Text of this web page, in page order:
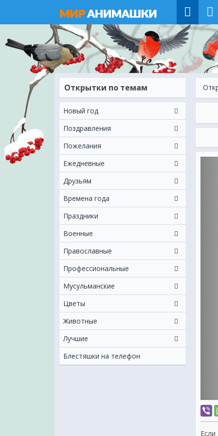
Открытки по темам
Новый год
Поздравления
Пожелания
Ежeдневные
Друзьям
Времена года
Праздники
Военные
Православные
Профессиональные
Мусульманские
Цветы
Животные
Лучшие
Блестяшки на телефон